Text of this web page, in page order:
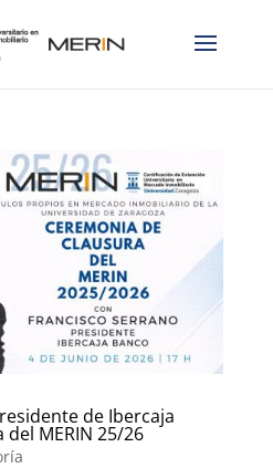
de Ibercaja
MERIN 25/26